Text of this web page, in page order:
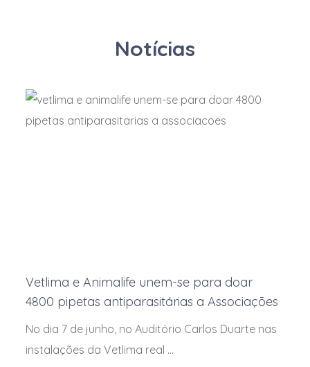
Sulfadiazina
Sulfadimetoxina sódica
Sulfadoxina
Sulfato de zinco
Surfactante aniónico
Surfactantes anfotéricos
Notícias
Vetlima e Animalife unem-se para doar
4800 pipetas antiparasitárias a Associações
No dia 7 de junho, no Auditório Carlos Duarte nas
instalações da Vetlima real ...